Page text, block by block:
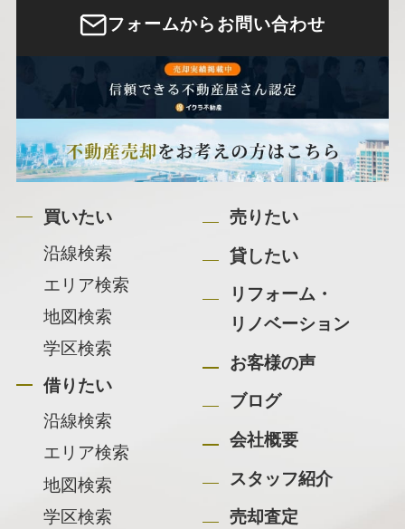
フォームからお問い合わせ
買いたい
沿線検索
エリア検索
地図検索
学区検索
借りたい
沿線検索
エリア検索
地図検索
学区検索
売りたい
貸したい
リフォーム・
リノベーション
お客様の声
ブログ
会社概要
スタッフ紹介
売却査定